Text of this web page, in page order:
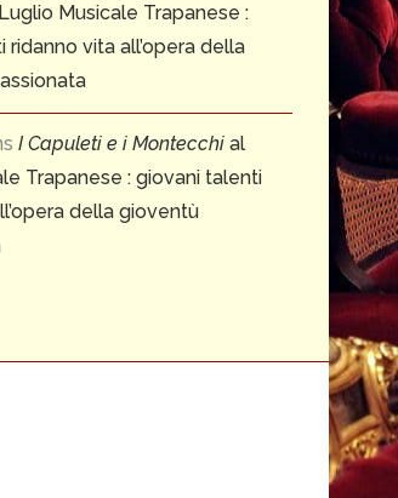
Musicale Trapanese :
ridanno vita all’opera della
I Capuleti e i Montecchi al
Trapanese : giovani talenti
della gioventù